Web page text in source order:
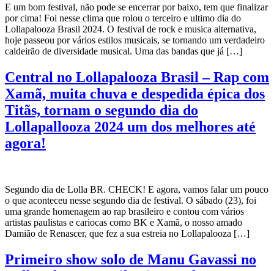
E um bom festival, não pode se encerrar por baixo, tem que finalizar
por cima! Foi nesse clima que rolou o terceiro e ultimo dia do
Lollapalooza Brasil 2024. O festival de rock e musica alternativa,
hoje passeou por vários estilos musicais, se tornando um verdadeiro
caldeirão de diversidade musical. Uma das bandas que já […]
Central no Lollapalooza Brasil – Rap com
Xamã, muita chuva e despedida épica dos
Titãs, tornam o segundo dia do
Lollapallooza 2024 um dos melhores até
agora!
Segundo dia de Lolla BR. CHECK! E agora, vamos falar um pouco
o que aconteceu nesse segundo dia de festival. O sábado (23), foi
uma grande homenagem ao rap brasileiro e contou com vários
artistas paulistas e cariocas como BK e Xamã, o nosso amado
Damião de Renascer, que fez a sua estreia no Lollapalooza […]
Primeiro show solo de Manu Gavassi no